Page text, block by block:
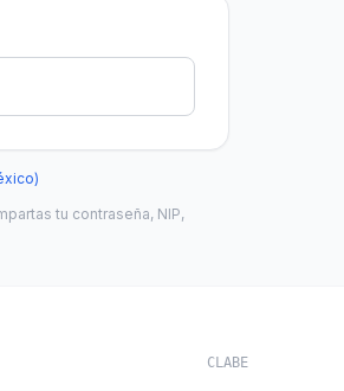
tu contraseña, NIP,
CLABE